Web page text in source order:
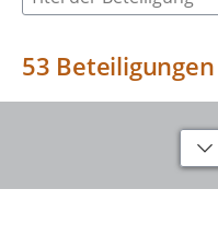
53 Beteiligungen